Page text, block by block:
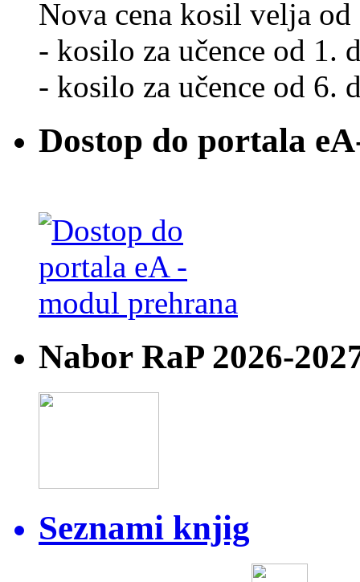
Nova cena kosil velja
- kosilo za učence od 1.
- kosilo za učence od 6.
Dostop do portala
Nabor RaP 2026-
Seznami knjig